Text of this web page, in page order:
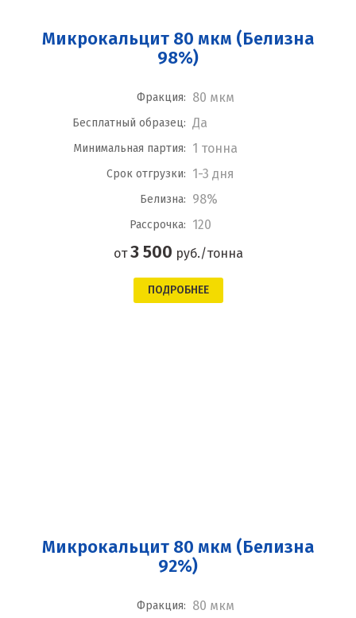
Микрокальцит 80 мкм (Белизна
98%)
Фракция: 80 мкм
Бесплатный образец: Да
Минимальная партия: 1 тонна
Срок отгрузки: 1-3 дня
Белизна: 98%
Рассрочка: 120
от3 500 руб./тонна
ПОДРОБНЕЕ
Микрокальцит 80 мкм (Белизна
92%)
Фракция: 80 мкм